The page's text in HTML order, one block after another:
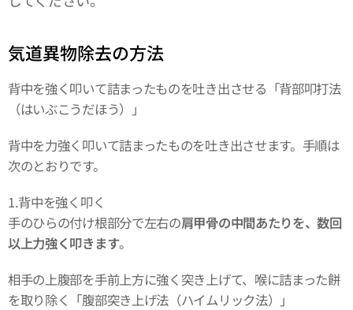
気道異物除去の方法
背中を強く叩いて詰まったものを吐き出させる「背部叩打法
（はいぶこうだほう）」
背中を力強く叩いて詰まったものを吐き出させます。手順は
次のとおりです。
1.背中を強く叩く
手のひらの付け根部分で左右の肩甲骨の中間あたりを、数回
以上力強く叩きます。
相手の上腹部を手前上方に強く突き上げて、喉に詰まった餅
を取り除く「腹部突き上げ法（ハイムリック法）」